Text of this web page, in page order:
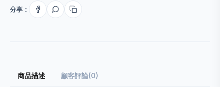
分享：
商品描述 顧客評論(0)